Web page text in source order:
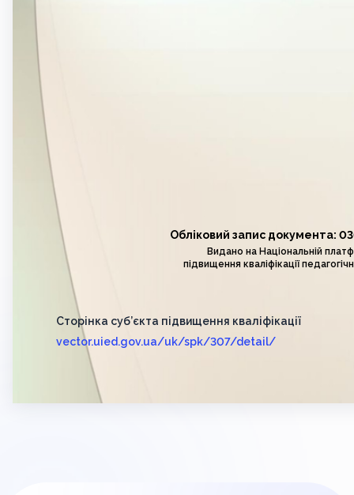
Обліковий запис документа:
Видано на Національній
підвищення кваліфікації
Сторінка суб’єкта підвищення кваліфікації
vector.uied.gov.ua/uk/spk/307/detail/